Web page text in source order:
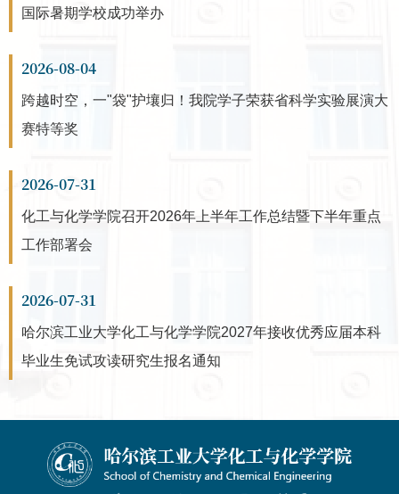
国际暑期学校成功举办
2026-08-04
跨越时空，一"袋"护壤归！我院学子荣获省科学实验展演大
赛特等奖
2026-07-31
化工与化学学院召开2026年上半年工作总结暨下半年重点
工作部署会
2026-07-31
哈尔滨工业大学化工与化学学院2027年接收优秀应届本科
毕业生免试攻读研究生报名通知